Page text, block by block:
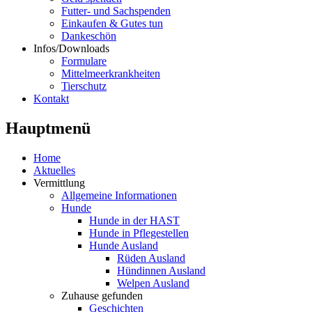
Futter- und Sachspenden
Einkaufen & Gutes tun
Dankeschön
Infos/Downloads
Formulare
Mittelmeerkrankheiten
Tierschutz
Kontakt
Hauptmenü
Home
Aktuelles
Vermittlung
Allgemeine Informationen
Hunde
Hunde in der HAST
Hunde in Pflegestellen
Hunde Ausland
Rüden Ausland
Hündinnen Ausland
Welpen Ausland
Zuhause gefunden
Geschichten